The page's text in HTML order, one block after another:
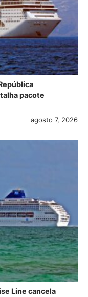
pacote
agosto 7, 2026
Line cancela